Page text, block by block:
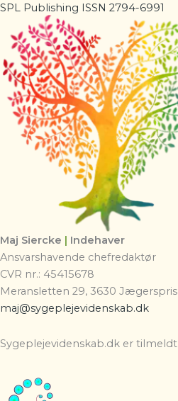
SPL Publishing ISSN 2794-6991
Maj Siercke | Indehaver
Ansvarshavende chefredaktør
CVR nr.: 45415678
Meransletten 29, 3630 Jægerspris
maj@sygeplejevidenskab.dk
Sygeplejevidenskab.dk er tilmeldt